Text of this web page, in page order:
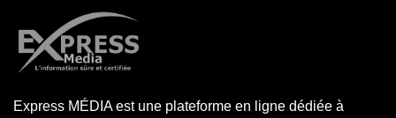
Express MÉDIA est une plateforme en ligne dédiée à